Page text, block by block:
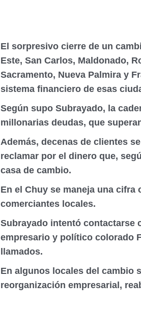
El sorpresivo cierre de un
Este, San Carlos, Maldonado,
Sacramento, Nueva Palmira y
sistema financiero de esas
Según supo Subrayado, la
millonarias deudas, que
Además, decenas de clientes
reclamar por el dinero que,
casa de cambio.
En el Chuy se maneja una cifra
comerciantes locales.
Subrayado intentó contactarse
empresario y político colorado
llamados.
En algunos locales del cambio
reorganización empresarial,